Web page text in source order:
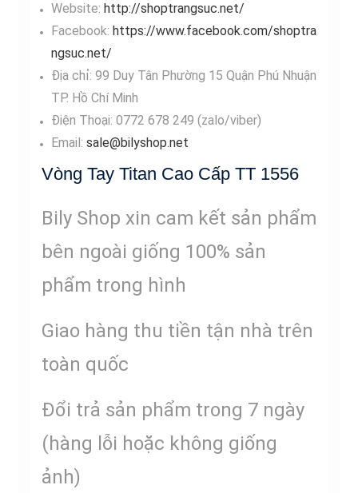
Website: http://shoptrangsuc.net/
Facebook: https://www.facebook.com/shoptra
ngsuc.net/
Địa chỉ: 99 Duy Tân Phường 15 Quận Phú Nhuận
TP. Hồ Chí Minh
Điện Thoại: 0772 678 249 (zalo/viber)
Email: sale@bilyshop.net
Vòng Tay Titan Cao Cấp TT 1556
Bily Shop xin cam kết sản phẩm
bên ngoài giống 100% sản
phẩm trong hình
Giao hàng thu tiền tận nhà trên
toàn quốc
Đổi trả sản phẩm trong 7 ngày
(hàng lỗi hoặc không giống
ảnh)